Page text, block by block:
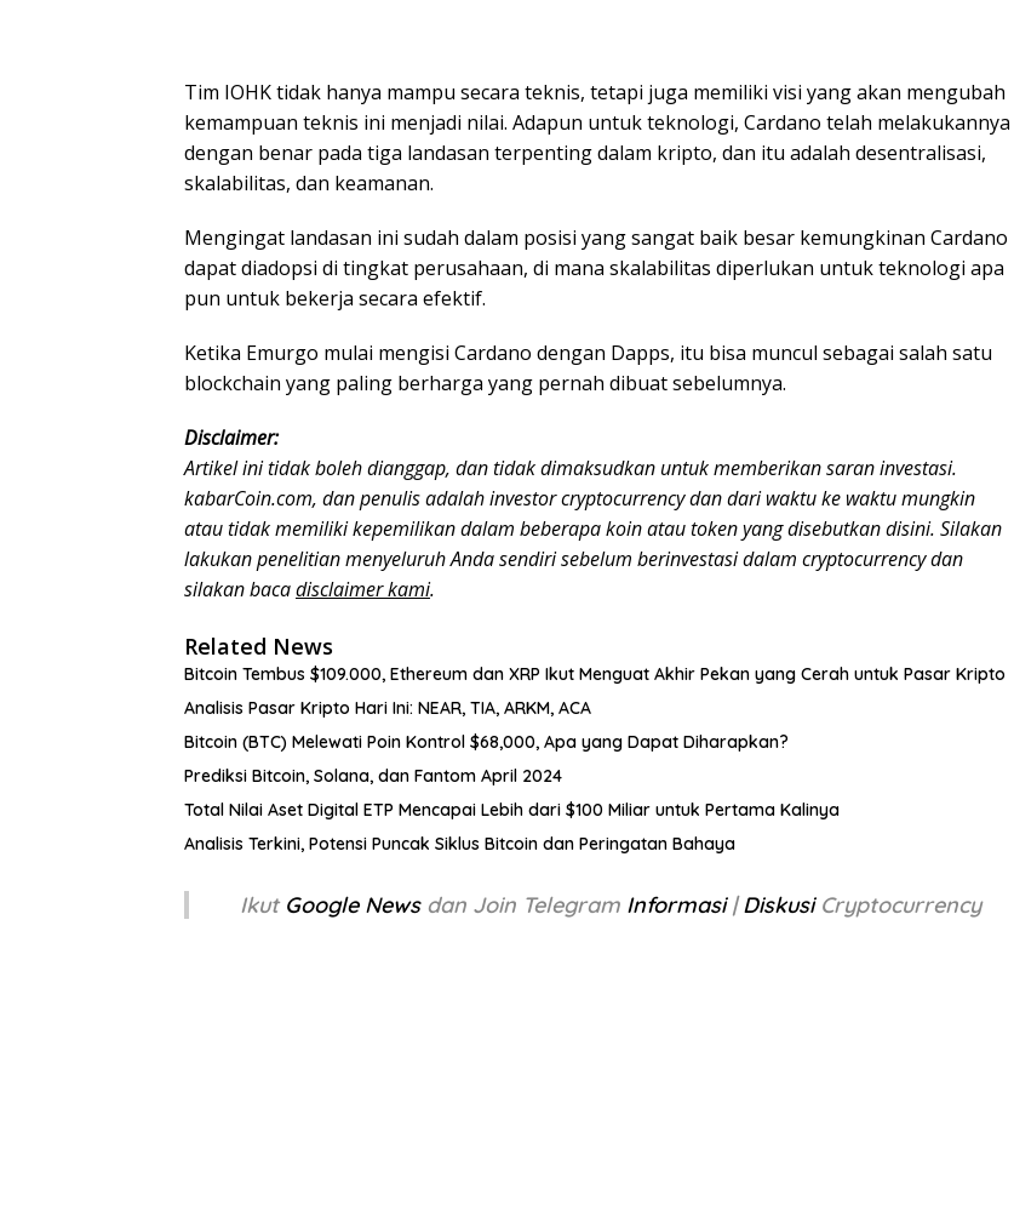
Tim IOHK tidak hanya mampu secara teknis, tetapi juga memiliki visi yang akan mengubah
kemampuan teknis ini menjadi nilai. Adapun untuk teknologi, Cardano telah melakukannya
dengan benar pada tiga landasan terpenting dalam kripto, dan itu adalah desentralisasi,
skalabilitas, dan keamanan.
Mengingat landasan ini sudah dalam posisi yang sangat baik besar kemungkinan Cardano
dapat diadopsi di tingkat perusahaan, di mana skalabilitas diperlukan untuk teknologi apa
pun untuk bekerja secara efektif.
Ketika Emurgo mulai mengisi Cardano dengan Dapps, itu bisa muncul sebagai salah satu
blockchain yang paling berharga yang pernah dibuat sebelumnya.
Disclaimer:
Artikel ini tidak boleh dianggap, dan tidak dimaksudkan untuk memberikan saran investasi.
kabarCoin.com, dan penulis adalah investor cryptocurrency dan dari waktu ke waktu mungkin
atau tidak memiliki kepemilikan dalam beberapa koin atau token yang disebutkan disini. Silakan
lakukan penelitian menyeluruh Anda sendiri sebelum berinvestasi dalam cryptocurrency dan
silakan bacadisclaimer kami.
Related News
Bitcoin Tembus $109.000, Ethereum dan XRP Ikut Menguat Akhir Pekan yang Cerah untuk Pasar Kripto
Analisis Pasar Kripto Hari Ini: NEAR, TIA, ARKM, ACA
Bitcoin (BTC) Melewati Poin Kontrol $68,000, Apa yang Dapat Diharapkan?
Prediksi Bitcoin, Solana, dan Fantom April 2024
Total Nilai Aset Digital ETP Mencapai Lebih dari $100 Miliar untuk Pertama Kalinya
Analisis Terkini, Potensi Puncak Siklus Bitcoin dan Peringatan Bahaya
Ikut Google News dan Join Telegram Informasi|DiskusiCryptocurrency